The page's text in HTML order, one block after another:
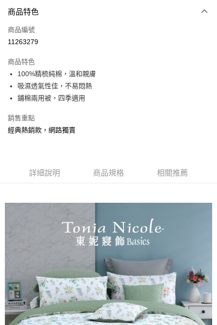
離島宅配
每筆NT$450，滿NT$10,000(含以上)免運費
全館滿$880免運
每筆NT$100，滿NT$880(含以上)免運費
商品特色
商品編號
11263279
商品特色
100%精梳純棉，溫和親膚
吸濕透氣性佳，不易悶熱
鋪棉兩用被，四季適用
銷售重點
經典熱銷款，網路獨賣
詳細說明 商品規格 相關推薦